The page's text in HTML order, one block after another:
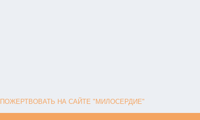
ПОЖЕРТВОВАТЬ НА САЙТЕ "МИЛОСЕРДИЕ"